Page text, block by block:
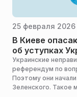
25 февраля
В Киеве
об уступках
Украинские
референдум по
Поэтому они
Зеленского. Такое